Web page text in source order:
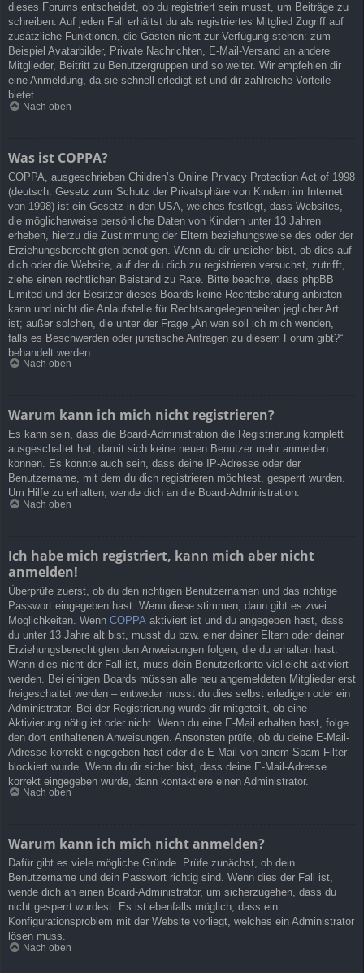
dieses Forums entscheidet, ob du registriert sein musst, um Beiträge zu
schreiben. Auf jeden Fall erhältst du als registriertes Mitglied Zugriff auf
zusätzliche Funktionen, die Gästen nicht zur Verfügung stehen: zum
Beispiel Avatarbilder, Private Nachrichten, E-Mail-Versand an andere
Mitglieder, Beitritt zu Benutzergruppen und so weiter. Wir empfehlen dir
eine Anmeldung, da sie schnell erledigt ist und dir zahlreiche Vorteile
bietet.
Nach oben
Was ist COPPA?
COPPA, ausgeschrieben Children’s Online Privacy Protection Act of 1998
(deutsch: Gesetz zum Schutz der Privatsphäre von Kindern im Internet
von 1998) ist ein Gesetz in den USA, welches festlegt, dass Websites,
die möglicherweise persönliche Daten von Kindern unter 13 Jahren
erheben, hierzu die Zustimmung der Eltern beziehungsweise des oder der
Erziehungsberechtigten benötigen. Wenn du dir unsicher bist, ob dies auf
dich oder die Website, auf der du dich zu registrieren versuchst, zutrifft,
ziehe einen rechtlichen Beistand zu Rate. Bitte beachte, dass phpBB
Limited und der Besitzer dieses Boards keine Rechtsberatung anbieten
kann und nicht die Anlaufstelle für Rechtsangelegenheiten jeglicher Art
ist; außer solchen, die unter der Frage „An wen soll ich mich wenden,
falls es Beschwerden oder juristische Anfragen zu diesem Forum gibt?“
behandelt werden.
Nach oben
Warum kann ich mich nicht registrieren?
Es kann sein, dass die Board-Administration die Registrierung komplett
ausgeschaltet hat, damit sich keine neuen Benutzer mehr anmelden
können. Es könnte auch sein, dass deine IP-Adresse oder der
Benutzername, mit dem du dich registrieren möchtest, gesperrt wurden.
Um Hilfe zu erhalten, wende dich an die Board-Administration.
Nach oben
Ich habe mich registriert, kann mich aber nicht
anmelden!
Überprüfe zuerst, ob du den richtigen Benutzernamen und das richtige
Passwort eingegeben hast. Wenn diese stimmen, dann gibt es zwei
Möglichkeiten. Wenn COPPA aktiviert ist und du angegeben hast, dass
du unter 13 Jahre alt bist, musst du bzw. einer deiner Eltern oder deiner
Erziehungsberechtigten den Anweisungen folgen, die du erhalten hast.
Wenn dies nicht der Fall ist, muss dein Benutzerkonto vielleicht aktiviert
werden. Bei einigen Boards müssen alle neu angemeldeten Mitglieder erst
freigeschaltet werden – entweder musst du dies selbst erledigen oder ein
Administrator. Bei der Registrierung wurde dir mitgeteilt, ob eine
Aktivierung nötig ist oder nicht. Wenn du eine E-Mail erhalten hast, folge
den dort enthaltenen Anweisungen. Ansonsten prüfe, ob du deine E-Mail-
Adresse korrekt eingegeben hast oder die E-Mail von einem Spam-Filter
blockiert wurde. Wenn du dir sicher bist, dass deine E-Mail-Adresse
korrekt eingegeben wurde, dann kontaktiere einen Administrator.
Nach oben
Warum kann ich mich nicht anmelden?
Dafür gibt es viele mögliche Gründe. Prüfe zunächst, ob dein
Benutzername und dein Passwort richtig sind. Wenn dies der Fall ist,
wende dich an einen Board-Administrator, um sicherzugehen, dass du
nicht gesperrt wurdest. Es ist ebenfalls möglich, dass ein
Konfigurationsproblem mit der Website vorliegt, welches ein Administrator
lösen muss.
Nach oben